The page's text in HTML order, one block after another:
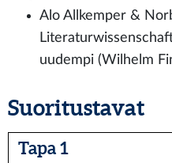
Alo Allkemper &
uudempi (Wilhelm
Suoritustavat
Tapa 1